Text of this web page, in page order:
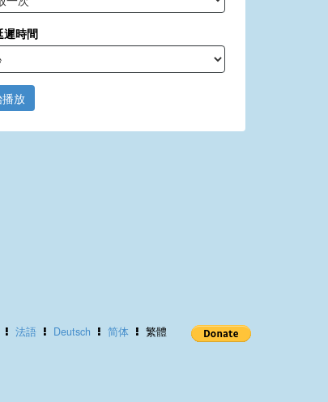
遲時間
放
法語 Deutsch 简体 繁體